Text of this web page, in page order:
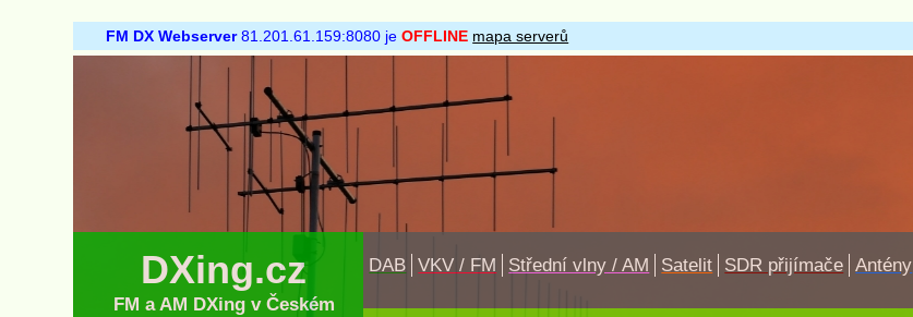
FM DX Webserver81.201.61.159:8080 jeOFFLINE mapa serverů
DXing.cz
FM a AM DXing v Českém
DAB VKV / FM Střední vlny / AM Satelit SDR přijímače Antény